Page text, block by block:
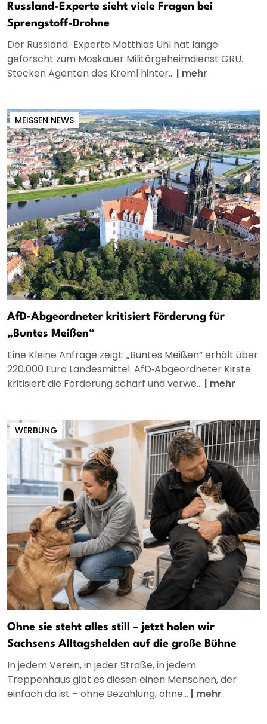
Russland-Experte sieht viele Fragen bei
Sprengstoff-Drohne
Der Russland-Experte Matthias Uhl hat lange
geforscht zum Moskauer Militärgeheimdienst GRU.
Stecken Agenten des Kreml hinter... | mehr
MEISSEN NEWS
AfD‑Abgeordneter kritisiert Förderung für
„Buntes Meißen“
Eine Kleine Anfrage zeigt: „Buntes Meißen“ erhält über
220.000 Euro Landesmittel. AfD‑Abgeordneter Kirste
kritisiert die Förderung scharf und verwe... | mehr
WERBUNG
Ohne sie steht alles still – jetzt holen wir
Sachsens Alltagshelden auf die große Bühne
In jedem Verein, in jeder Straße, in jedem
Treppenhaus gibt es diesen einen Menschen, der
einfach da ist – ohne Bezahlung, ohne... | mehr